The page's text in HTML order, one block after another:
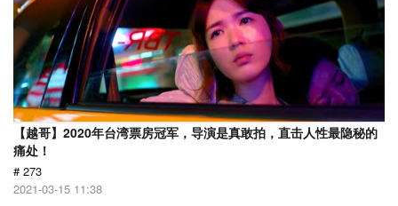
【越哥】2020年台湾票房冠军，导演是真敢拍，直击人性最隐秘的
痛处！
# 273
2021-03-15 11:38